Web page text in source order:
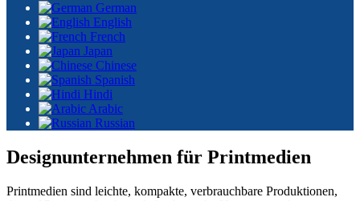
German
English
French
Japan
Chinese
Spanish
Hindi
Arabic
Russian
Designunternehmen für Printmedien
Printmedien sind leichte, kompakte, verbrauchbare Produktionen,